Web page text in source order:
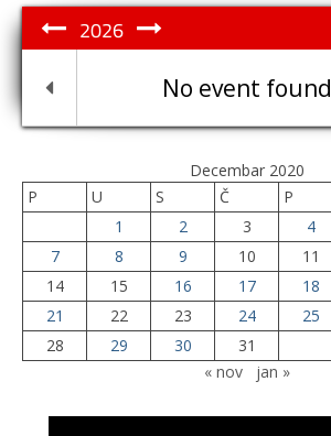
2026
No event found
Decembar 2020
P
U S Č P
1
2 3 4
7
8 9 10 11
14
15 16 17 18
21
22 23 24 25
28
29 30
31
« nov
jan »